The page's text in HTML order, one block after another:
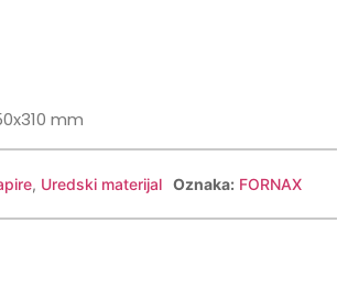
mm
, Uredski materijal Oznaka: FORNAX